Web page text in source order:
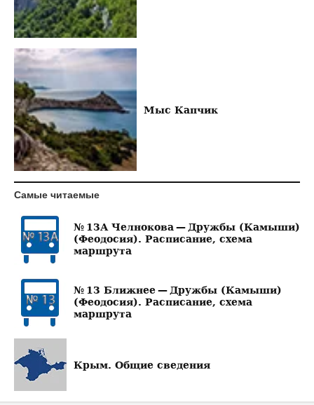
Мыс Капчик
Самые читаемые
№ 13А Челнокова — Дружбы (Камыши)
(Феодосия). Расписание, схема
маршрута
№ 13 Ближнее — Дружбы (Камыши)
(Феодосия). Расписание, схема
маршрута
Крым. Общие сведения